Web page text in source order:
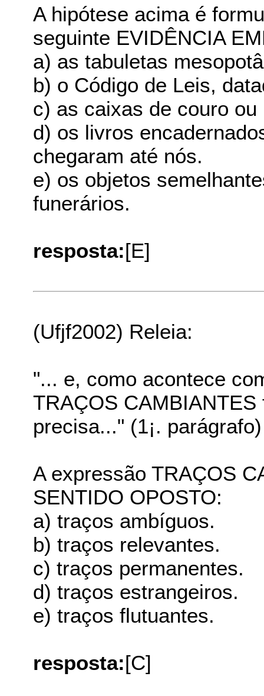
A hipótese acima é
seguinte EVIDÊNCIA
a) as tabuletas
b) o Código de Leis,
c) as caixas de couro
d) os livros
chegaram até nós.
e) os objetos
funerários.
resposta:[E]
(Ufjf2002) Releia:
"... e, como acontece
TRAÇOS
precisa..." (1¡. parágrafo)
A expressão TRAÇOS
SENTIDO OPOSTO:
a) traços ambíguos.
b) traços relevantes.
c) traços permanentes.
d) traços estrangeiros.
e) traços flutuantes.
resposta:[C]